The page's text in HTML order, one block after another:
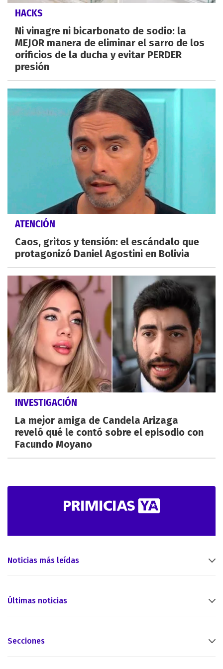
HACKS
Ni vinagre ni bicarbonato de sodio: la
MEJOR manera de eliminar el sarro de los
orificios de la ducha y evitar PERDER
presión
ATENCIÓN
Caos, gritos y tensión: el escándalo que
protagonizó Daniel Agostini en Bolivia
INVESTIGACIÓN
La mejor amiga de Candela Arizaga
reveló qué le contó sobre el episodio con
Facundo Moyano
Noticias más leídas
Últimas noticias
Secciones